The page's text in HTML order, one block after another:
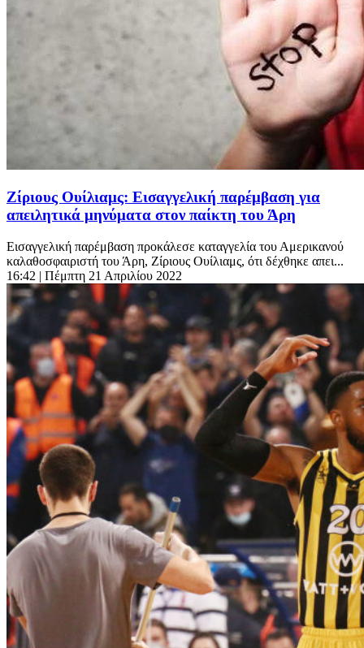
Ζίριους Ουίλιαμς: Εισαγγελική παρέμβαση για
απειλητικά μηνύματα στον παίκτη του Άρη
Εισαγγελική παρέμβαση προκάλεσε καταγγελία του Αμερικανού
καλαθοσφαιριστή του Άρη, Ζίριους Ουίλιαμς, ότι δέχθηκε απει...
16:42 | Πέμπτη 21 Απριλίου 2022